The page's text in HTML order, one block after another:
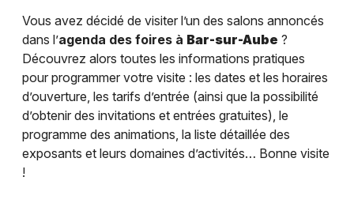
Vous avez décidé de visiter l’un des salons annoncés
dans l’agenda des foires à Bar-sur-Aube ?
Découvrez alors toutes les informations pratiques
pour programmer votre visite : les dates et les horaires
d’ouverture, les tarifs d’entrée (ainsi que la possibilité
d’obtenir des invitations et entrées gratuites), le
programme des animations, la liste détaillée des
exposants et leurs domaines d’activités… Bonne visite
!